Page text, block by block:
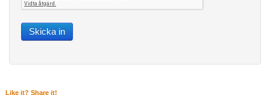
Skicka in
Like it? Share it!